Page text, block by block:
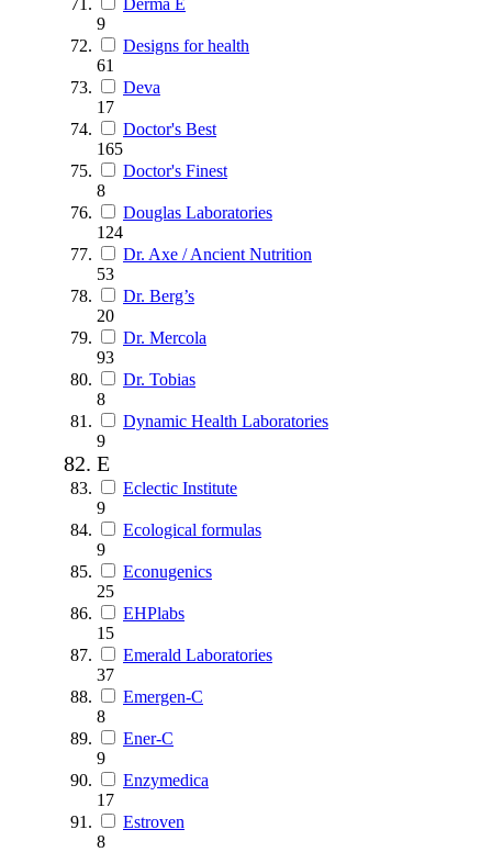
9
Designs for health
61
Deva
17
Doctor's Best
165
Doctor's Finest
8
Douglas Laboratories
124
Dr. Axe / Ancient Nutrition
53
Dr. Berg’s
20
Dr. Mercola
93
Dr. Tobias
8
Dynamic Health Laboratories
9
E
Eclectic Institute
9
Ecological formulas
9
Econugenics
25
EHPlabs
15
Emerald Laboratories
37
Emergen-C
8
Ener-C
9
Enzymedica
17
Estroven
8